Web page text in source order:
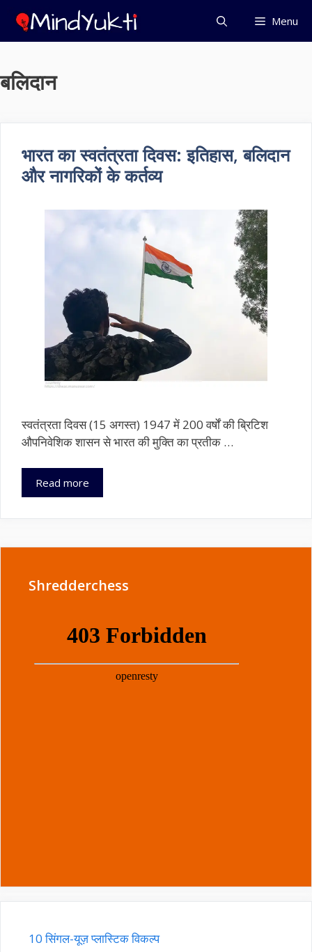
Skip
content
Menu
बलिदान
भारत का स्वतंत्रता दिवस: इतिहास, बलिदान
और नागरिकों के कर्तव्य
स्वतंत्रता दिवस (15 अगस्त) 1947 में 200 वर्षों की ब्रिटिश
औपनिवेशिक शासन से भारत की मुक्ति का प्रतीक …
Read more
का
नागरिकों
Shredderchess
10 सिंगल-यूज़ प्लास्टिक विकल्प